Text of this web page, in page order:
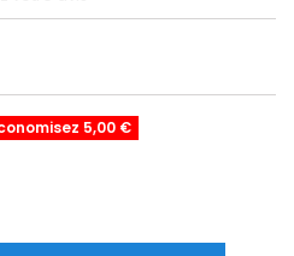
5,00 €